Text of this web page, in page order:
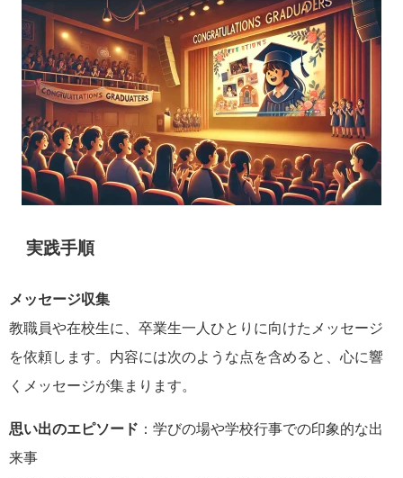
実践手順
メッセージ収集
教職員や在校生に、卒業生一人ひとりに向けたメッセージ
を依頼します。内容には次のような点を含めると、心に響
くメッセージが集まります。
思い出のエピソード ：学びの場や学校行事での印象的な出
来事